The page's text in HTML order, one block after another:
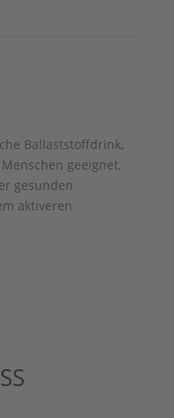
Ballaststoffdrink,
geeignet,
gesunden
aktiveren